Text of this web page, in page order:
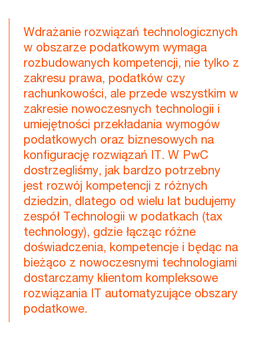
Wdrażanie rozwiązań technologicznych
w obszarze podatkowym wymaga
rozbudowanych kompetencji, nie tylko z
zakresu prawa, podatków czy
rachunkowości, ale przede wszystkim w
zakresie nowoczesnych technologii i
umiejętności przekładania wymogów
podatkowych oraz biznesowych na
konfigurację rozwiązań IT. W PwC
dostrzegliśmy, jak bardzo potrzebny
jest rozwój kompetencji z różnych
dziedzin, dlatego od wielu lat budujemy
zespół Technologii w podatkach (tax
technology), gdzie łącząc różne
doświadczenia, kompetencje i będąc na
bieżąco z nowoczesnymi technologiami
dostarczamy klientom kompleksowe
rozwiązania IT automatyzujące obszary
podatkowe.